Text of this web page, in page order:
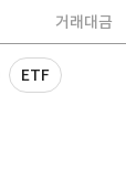
거래대금
ETF